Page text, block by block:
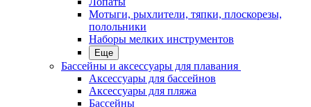
Мотыги, рыхлители, тяпки, плоскорезы,
полольники
Наборы мелких инструментов
Еще
Бассейны и аксессуары для плавания
Аксессуары для бассейнов
Аксессуары для пляжа
Бассейны